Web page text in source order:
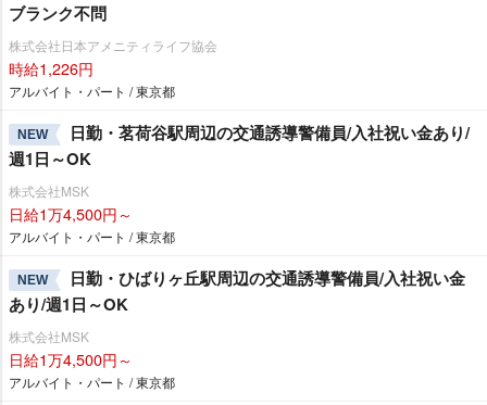
ブランク不問
株式会社日本アメニティライフ協会
時給1,226円
アルバイト・パート / 東京都
NEW
日勤・茗荷谷駅周辺の交通誘導警備員/入社祝い金あり/
週1日～OK
株式会社MSK
日給1万4,500円～
アルバイト・パート / 東京都
NEW
日勤・ひばりヶ丘駅周辺の交通誘導警備員/入社祝い金
あり/週1日～OK
株式会社MSK
日給1万4,500円～
アルバイト・パート / 東京都